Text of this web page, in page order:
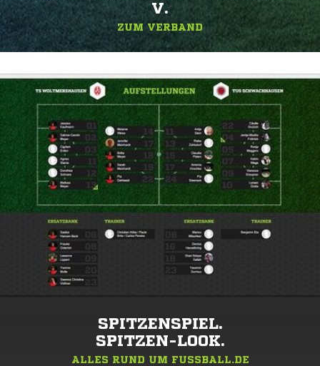
.
ZUM VERBAND
SPITZENSPIEL.
SPITZEN-LOOK.
ALLES RUND UM FUSSBALL.DE